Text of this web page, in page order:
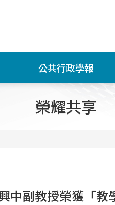
公共行政學報
榮耀共享
中副教授榮獲「教